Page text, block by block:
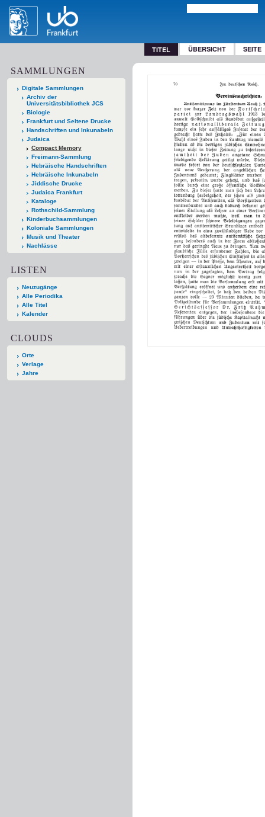
TITEL ÜBERSICHT SEITE
SAMMLUNGEN
Digitale Sammlungen
Archiv der
Universitätsbibliothek JCS
Biologie
Frankfurt und Seltene Drucke
Handschriften und Inkunabeln
Judaica
Compact Memory
Freimann-Sammlung
Hebräische Handschriften
Hebräische Inkunabeln
Jiddische Drucke
Judaica Frankfurt
Kataloge
Rothschild-Sammlung
Kinderbuchsammlungen
Koloniale Sammlungen
Musik und Theater
Nachlässe
LISTEN
Neuzugänge
Alle Periodika
Alle Titel
Kalender
CLOUDS
Orte
Verlage
Jahre